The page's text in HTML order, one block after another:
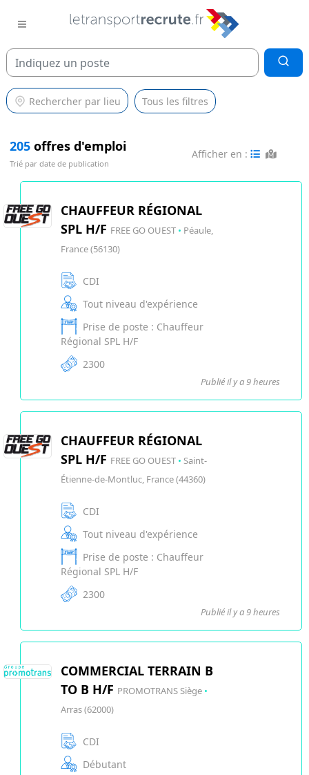
Rechercher par lieu Tous les filtres
205 offres d'emploi
Trié par date de publication
Afficher en :
CHAUFFEUR RÉGIONAL
SPL H/F FREE GO OUEST • Péaule,
France (56130)
CDI
Tout niveau d'expérience
Prise de poste : Chauffeur
Régional SPL H/F
2300
Publié il y a 9 heures
CHAUFFEUR RÉGIONAL
SPL H/F FREE GO OUEST • Saint-
Étienne-de-Montluc, France (44360)
CDI
Tout niveau d'expérience
Prise de poste : Chauffeur
Régional SPL H/F
2300
Publié il y a 9 heures
COMMERCIAL TERRAIN B
TO B H/F PROMOTRANS Siège •
Arras (62000)
CDI
Débutant